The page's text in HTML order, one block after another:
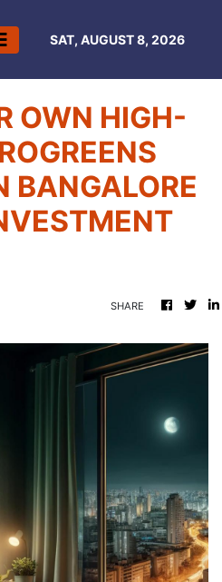
SAT, AUGUST 8, 2026
OWN HIGH-
BANGALORE
SHARE